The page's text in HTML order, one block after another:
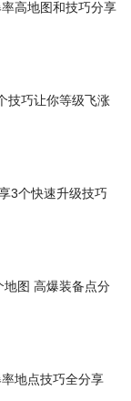
高地图和技巧分享
技巧让你等级飞涨
3个快速升级技巧
图 高爆装备点分
地点技巧全分享